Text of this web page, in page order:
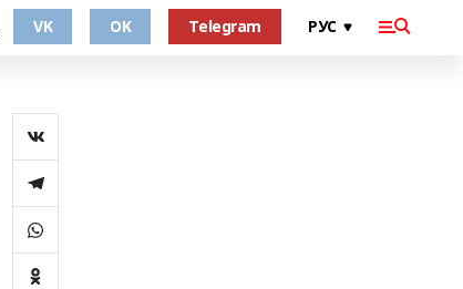
VK OK Telegram